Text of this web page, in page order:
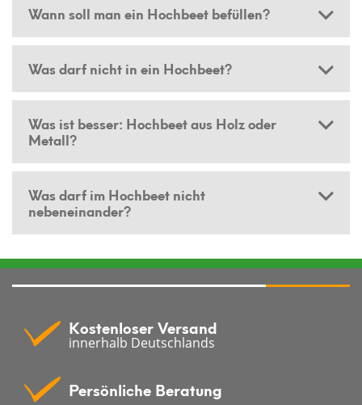
Wann soll man ein Hochbeet befüllen?
Was darf nicht in ein Hochbeet?
Was ist besser: Hochbeet aus Holz oder
Metall?
Was darf im Hochbeet nicht
nebeneinander?
Kostenloser Versand
innerhalb Deutschlands
Persönliche Beratung